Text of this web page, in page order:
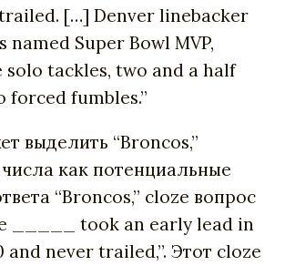
[…] Denver linebacker
named Super Bowl MVP,
tackles, two and a half
forced fumbles.”
выделить “Broncos,”
как потенциальные
“Broncos,” cloze вопрос
_____ took an early lead in
and never trailed,”. Этот cloze